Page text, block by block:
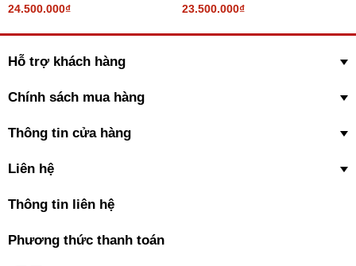
24.500.000₫
23.500.000₫
Hỗ trợ khách hàng
Chính sách mua hàng
Thông tin cửa hàng
Liên hệ
Thông tin liên hệ
Phương thức thanh toán